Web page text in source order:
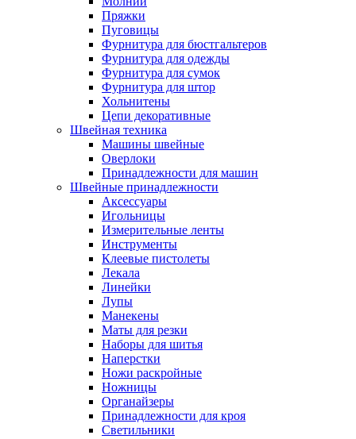
Пряжки
Пуговицы
Фурнитура для бюстгальтеров
Фурнитура для одежды
Фурнитура для сумок
Фурнитура для штор
Хольнитены
Цепи декоративные
Швейная техника
Машины швейные
Оверлоки
Принадлежности для машин
Швейные принадлежности
Аксессуары
Игольницы
Измерительные ленты
Инструменты
Клеевые пистолеты
Лекала
Линейки
Лупы
Манекены
Маты для резки
Наборы для шитья
Наперстки
Ножи раскройные
Ножницы
Органайзеры
Принадлежности для кроя
Светильники